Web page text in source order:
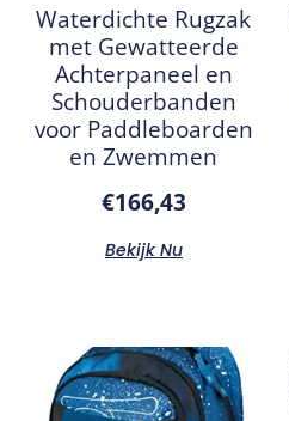
Waterdichte Rugzak
met Gewatteerde
Achterpaneel en
Schouderbanden
voor Paddleboarden
en Zwemmen
€166,43
Bekijk Nu